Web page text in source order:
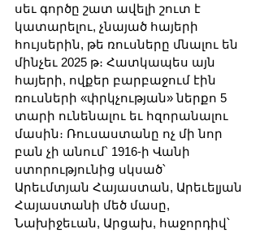
սեւ գործը շատ ավելի շուտ է
կատարելու, չնայած հայերի
հույսերին, թե ռուսները մնալու են
մինչեւ 2025 թ։ Հատկապես այն
հայերի, ովքեր բարբաջում էին
ռուսների «փրկչության» ներքո 5
տարի ունենալու եւ հզորանալու
մասին։ Ռուսաստանը ոչ մի նոր
բան չի անում՝ 1916-ի Վանի
ստորությունից սկսած՝
Արեւմտյան Հայաստան, Արեւելյան
Հայաստանի մեծ մասը,
Նախիջեւան, Արցախ, հաջորդիվ՝